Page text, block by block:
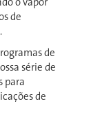
de
de
série de
para
de